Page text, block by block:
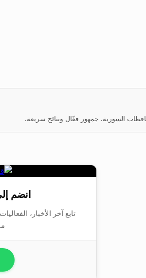
السورية. جمهور فعّال ونتائج سريعة.
انضم
تابع آخر الأخبار،